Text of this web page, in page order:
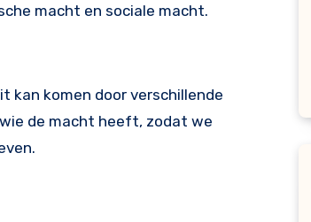
macht en sociale macht.
kan komen door verschillende
de macht heeft, zodat we